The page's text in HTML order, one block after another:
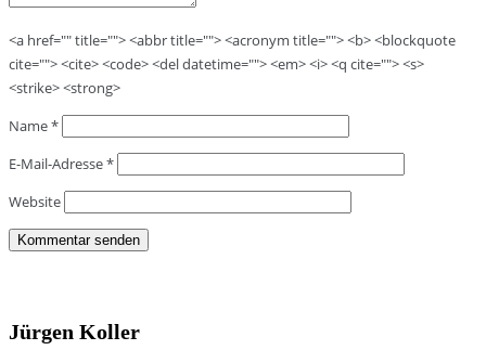
<a href="" title=""> <abbr title=""> <acronym title=""> <b> <blockquote
cite=""> <cite> <code> <del datetime=""> <em> <i> <q cite=""> <s>
<strike> <strong>
Name*
E-Mail-Adresse*
Website
Jürgen Koller